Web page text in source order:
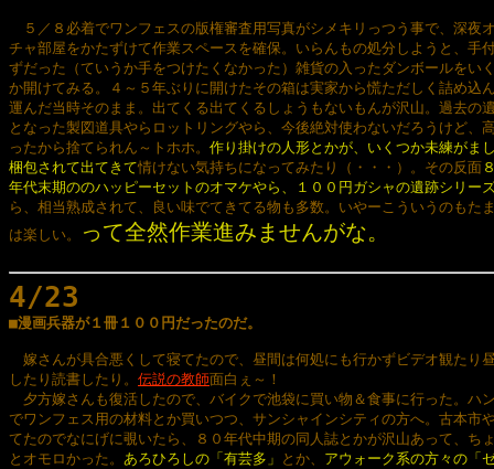
５／８必着でワンフェスの版権審査用写真がシメキリっつう事で、深夜
チャ部屋をかたずけて作業スペースを確保。いらんもの処分しようと、手
ずだった（ていうか手をつけたくなかった）雑貨の入ったダンボールをい
か開けてみる。４～５年ぶりに開けたその箱は実家から慌ただしく詰め込
運んだ当時そのまま。出てくる出てくるしょうもないもんが沢山。過去の
となった製図道具やらロットリングやら、今後絶対使わないだろうけど、
ったから捨てられん～トホホ。 作り掛けの人形とかが、いくつか未練がま
梱包されて出てきて情けない気持ちになってみたり（・・・）。その反面
年代末期ののハッピーセットのオマケやら、１００円ガシャの遺跡シリー
ら、相当熟成されて、良い味でてきてる物も多数。いやーこういうのもた
は楽しい。
って全然作業進みませんがな。
4/23
■漫画兵器が１冊１００円だったのだ。
嫁さんが具合悪くして寝てたので、昼間は何処にも行かずビデオ観たり
したり読書したり。 伝説の教師面白ぇ～！
夕方嫁さんも復活したので、バイクで池袋に買い物＆食事に行った。ハ
でワンフェス用の材料とか買いつつ、サンシャインシティの方へ。古本市
てたのでなにげに覗いたら、８０年代中期の同人誌とかが沢山あって、ち
とオモロかった。 あろひろしの「有芸多」 とか、 アウォーク系の方々の「